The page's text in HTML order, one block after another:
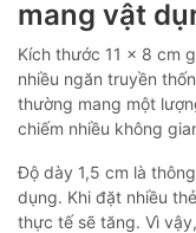
mang vật
Kích thước 11 x 8 cm
nhiều ngăn truyền
thường mang một
chiếm nhiều không
Độ dày 1,5 cm là
dụng. Khi đặt nhiều
thực tế sẽ tăng. Vì